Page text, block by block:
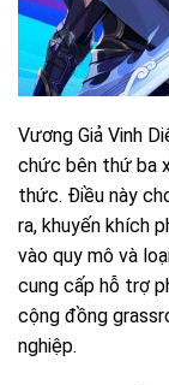
Vương Giả Vinh
chức bên thứ ba
thức. Điều này
ra, khuyến khích
vào quy mô và
cung cấp hỗ trợ
cộng đồng
nghiệp.